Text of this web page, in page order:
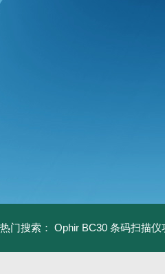
热门搜索： Ophir BC30 条码扫描仪